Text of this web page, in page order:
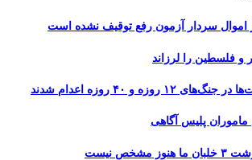
اموال سردار آزمون رفع توقیف نشده است
ماموران پلیس آگاهی
نیست